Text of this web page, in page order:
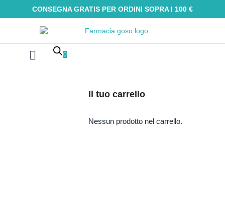
CONSEGNA GRATIS PER ORDINI SOPRA I 100 €
0
Il tuo carrello
Nessun prodotto nel carrello.